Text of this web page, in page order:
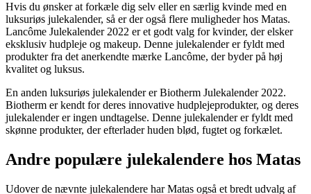
Hvis du ønsker at forkæle dig selv eller en særlig kvinde med en
luksuriøs julekalender, så er der også flere muligheder hos Matas.
Lancôme Julekalender 2022 er et godt valg for kvinder, der elsker
eksklusiv hudpleje og makeup. Denne julekalender er fyldt med
produkter fra det anerkendte mærke Lancôme, der byder på høj
kvalitet og luksus.
En anden luksuriøs julekalender er Biotherm Julekalender 2022.
Biotherm er kendt for deres innovative hudplejeprodukter, og deres
julekalender er ingen undtagelse. Denne julekalender er fyldt med
skønne produkter, der efterlader huden blød, fugtet og forkælet.
Andre populære julekalendere hos Matas
Udover de nævnte julekalendere har Matas også et bredt udvalg af